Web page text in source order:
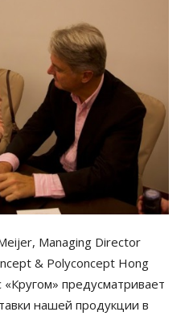
Managing Director
& Polyconcept Hong
предусматривает
нашей продукции в